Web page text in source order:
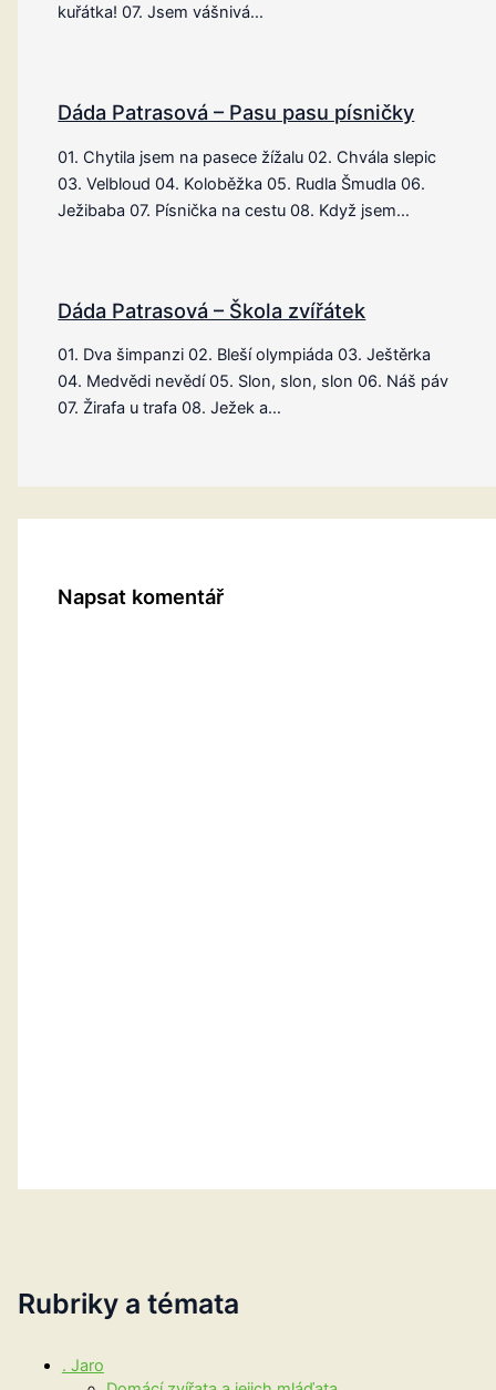
Rubriky a témata
. Jaro
kuřátka! 07. Jsem vášnivá…
Dáda Patrasová – Pasu pasu písničky
01. Chytila jsem na pasece žížalu 02. Chvála slepic
03. Velbloud 04. Koloběžka 05. Rudla Šmudla 06.
Ježibaba 07. Písnička na cestu 08. Když jsem…
Dáda Patrasová – Škola zvířátek
01. Dva šimpanzi 02. Bleší olympiáda 03. Ještěrka
04. Medvědi nevědí 05. Slon, slon, slon 06. Náš páv
07. Žirafa u trafa 08. Ježek a…
Napsat komentář